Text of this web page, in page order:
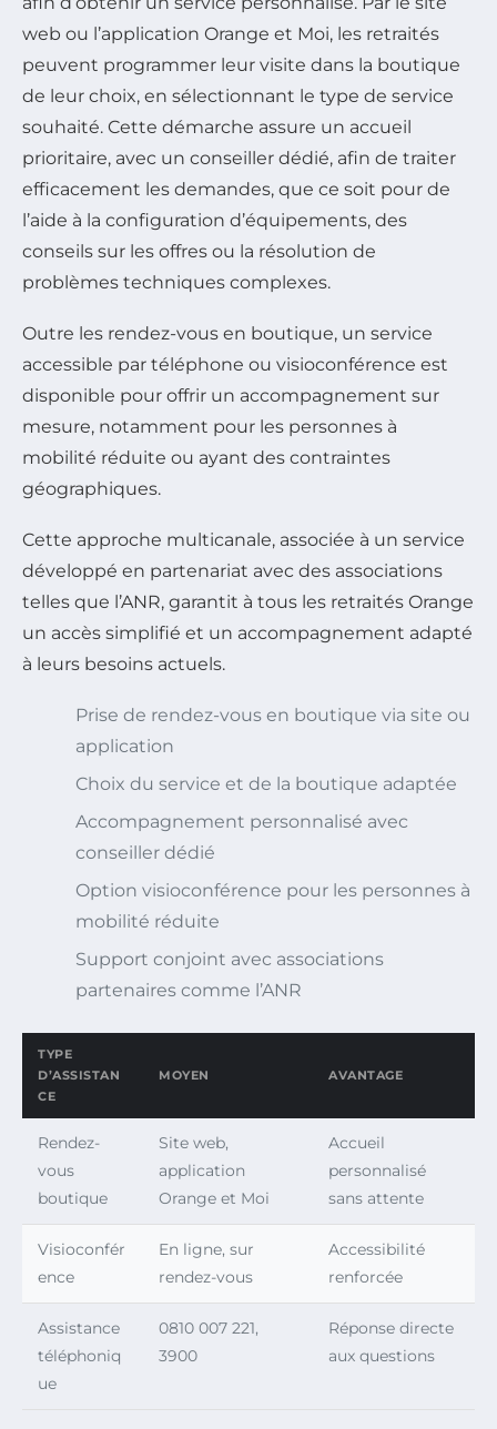
web ou l’application Orange et Moi, les retraités
peuvent programmer leur visite dans la boutique
de leur choix, en sélectionnant le type de service
souhaité. Cette démarche assure un accueil
prioritaire, avec un conseiller dédié, afin de traiter
efficacement les demandes, que ce soit pour de
l’aide à la configuration d’équipements, des
conseils sur les offres ou la résolution de
problèmes techniques complexes.
Outre les rendez-vous en boutique, un service
accessible par téléphone ou visioconférence est
disponible pour offrir un accompagnement sur
mesure, notamment pour les personnes à
mobilité réduite ou ayant des contraintes
géographiques.
Cette approche multicanale, associée à un service
développé en partenariat avec des associations
telles que l’ANR, garantit à tous les retraités Orange
un accès simplifié et un accompagnement adapté
à leurs besoins actuels.
Prise de rendez-vous en boutique via site ou
application
Choix du service et de la boutique adaptée
Accompagnement personnalisé avec
conseiller dédié
Option visioconférence pour les personnes à
mobilité réduite
Support conjoint avec associations
partenaires comme l’ANR
TYPE
D’ASSISTAN
CE
MOYEN AVANTAGE
Rendez-
vous
boutique
Site web,
application
Orange et Moi
Accueil
personnalisé
sans attente
Visioconfér
ence
En ligne, sur
rendez-vous
Accessibilité
renforcée
Assistance
téléphoniq
ue
0810 007 221,
3900
Réponse directe
aux questions